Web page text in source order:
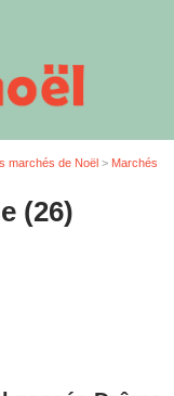
marchés de Noël> Marchés
(26)